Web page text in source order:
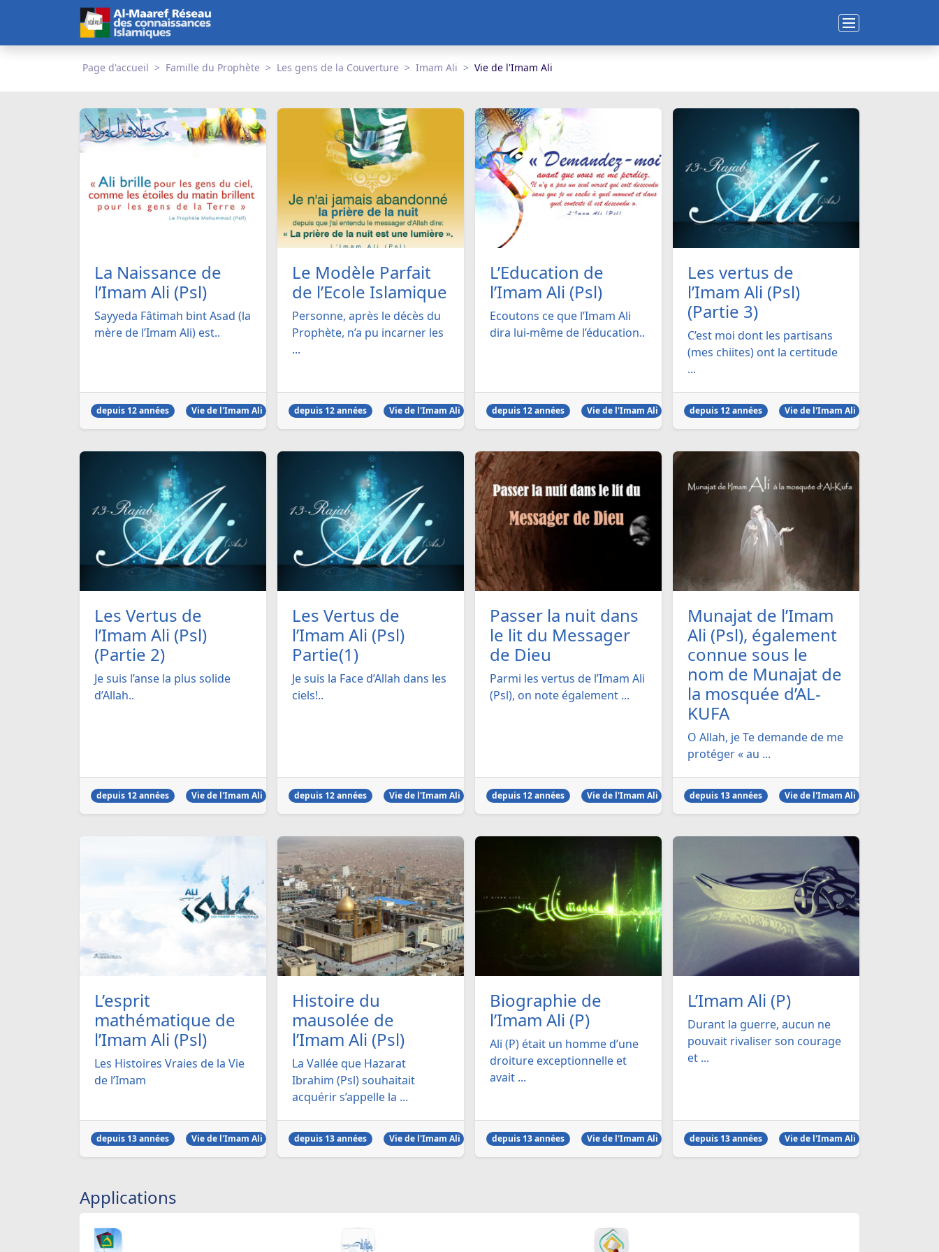
Page d'accueil Famille du Prophète Les gens de la Couverture Imam Ali Vie de l'Imam Ali
La Naissance de
l’Imam Ali (Psl)
Sayyeda Fâtimah bint Asad (la
mère de l’Imam Ali) est..
depuis 12 années Vie de l'Imam Ali
Le Modèle Parfait
de l’Ecole Islamique
Personne, après le décès du
Prophète, n’a pu incarner les
...
depuis 12 années Vie de l'Imam Ali
L’Education de
l’Imam Ali (Psl)
Ecoutons ce que l’Imam Ali
dira lui-même de l’éducation..
depuis 12 années Vie de l'Imam Ali
Les vertus de
l’Imam Ali (Psl)
(Partie 3)
C’est moi dont les partisans
(mes chiites) ont la certitude
...
depuis 12 années Vie de l'Imam Ali
Les Vertus de
l’Imam Ali (Psl)
(Partie 2)
Je suis l’anse la plus solide
d’Allah..
depuis 12 années Vie de l'Imam Ali
Les Vertus de
l’Imam Ali (Psl)
Partie(1)
Je suis la Face d’Allah dans les
ciels!..
depuis 12 années Vie de l'Imam Ali
Passer la nuit dans
le lit du Messager
de Dieu
Parmi les vertus de l’Imam Ali
(Psl), on note également ...
depuis 12 années Vie de l'Imam Ali
Munajat de l’Imam
Ali (Psl), également
connue sous le
nom de Munajat de
la mosquée d’AL-
KUFA
O Allah, je Te demande de me
protéger « au ...
depuis 13 années Vie de l'Imam Ali
L’esprit
mathématique de
l’Imam Ali (Psl)
Les Histoires Vraies de la Vie
de l’Imam
depuis 13 années Vie de l'Imam Ali
Histoire du
mausolée de
l’Imam Ali (Psl)
La Vallée que Hazarat
Ibrahim (Psl) souhaitait
acquérir s’appelle la ...
depuis 13 années Vie de l'Imam Ali
Biographie de
l’Imam Ali (P)
Ali (P) était un homme d’une
droiture exceptionnelle et
avait ...
depuis 13 années Vie de l'Imam Ali
L’Imam Ali (P)
Durant la guerre, aucun ne
pouvait rivaliser son courage
et ...
depuis 13 années Vie de l'Imam Ali
Applications